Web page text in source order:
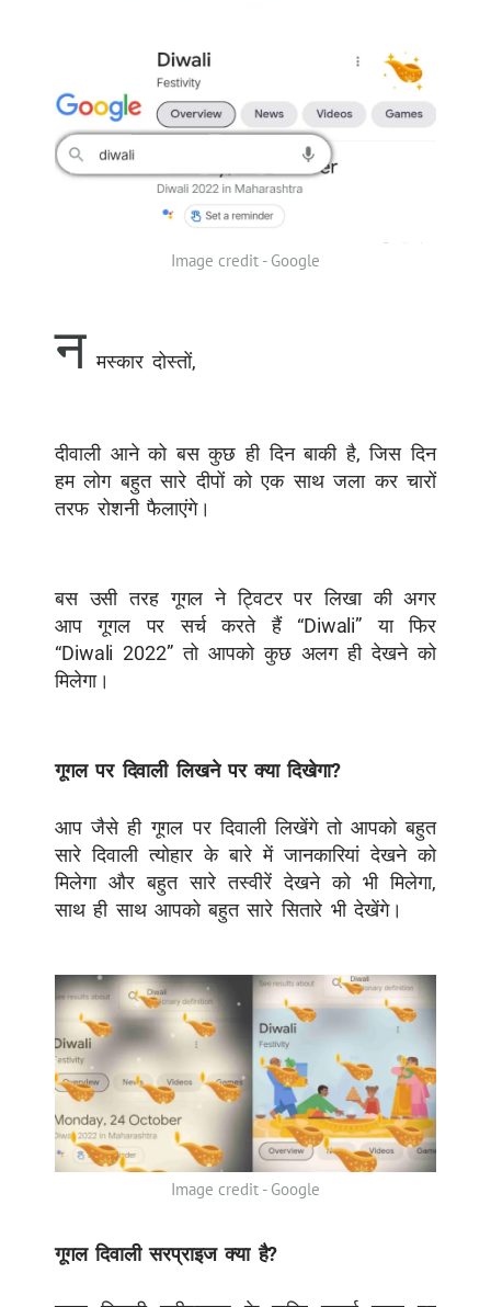
Image credit - Google
न मस्कार दोस्तों,
दीवाली आने को बस कुछ ही दिन बाकी है, जिस दिन
हम लोग बहुत सारे दीपों को एक साथ जला कर चारों
तरफ रोशनी फैलाएंगे।
बस उसी तरह गूगल ने ट्विटर पर लिखा की अगर
आप गूगल पर सर्च करते हैं “Diwali” या फिर
“Diwali 2022” तो आपको कुछ अलग ही देखने को
मिलेगा।
गूगल पर दिवाली लिखने पर क्या दिखेगा?
आप जैसे ही गूगल पर दिवाली लिखेंगे तो आपको बहुत
सारे दिवाली त्योहार के बारे में जानकारियां देखने को
मिलेगा और बहुत सारे तस्वीरें देखने को भी मिलेगा,
साथ ही साथ आपको बहुत सारे सितारे भी देखेंगे।
Image credit - Google
गूगल दिवाली सरप्राइज क्या है?